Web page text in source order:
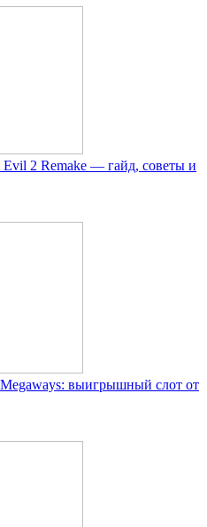
2 Remake — гайд, советы и
выигрышный слот от